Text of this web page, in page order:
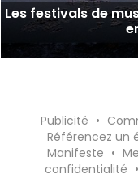
Les festivals de
Publicité •
Référencez un
Manifeste •
confidentialité •